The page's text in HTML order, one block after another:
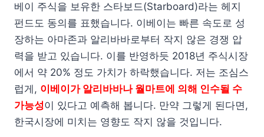
베이 주식을 보유한 스타보드(Starboard)라는 헤지
펀드도 동의를 표했습니다. 이베이는 빠른 속도로 성
장하는 아마존과 알리바바로부터 작지 않은 경쟁 압
력을 받고 있습니다. 이를 반영하듯 2018년 주식시장
에서 약 20% 정도 가치가 하락했습니다. 저는 조심스
럽게, 이베이가 알리바바나 월마트에 의해 인수될 수
가능성이 있다고 예측해 봅니다. 만약 그렇게 된다면,
한국시장에 미치는 영향도 작지 않을 것입니다.